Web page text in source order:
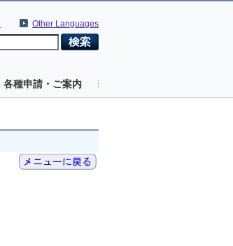
Other Languages
各種申請・ご案内